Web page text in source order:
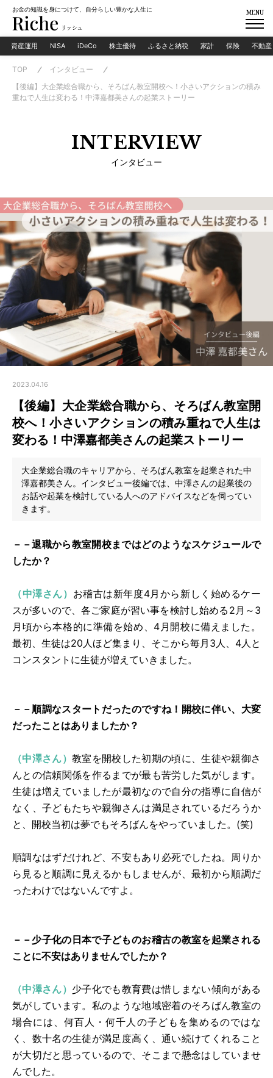
お金の知識を身につけて、自分らしい豊かな人生に MENU
資産運用 NISA iDeCo 株主優待 ふるさと納税 家計 保険 不動産
TOP
インタビュー
【後編】大企業総合職から、そろばん教室開校へ！小さいアクションの積み
重ねで人生は変わる！中澤嘉都美さんの起業ストーリー
INTERVIEW
インタビュー
2023.04.16
【後編】大企業総合職から、そろばん教室開
校へ！小さいアクションの積み重ねで人生は
変わる！中澤嘉都美さんの起業ストーリー
大企業総合職のキャリアから、そろばん教室を起業された中
澤嘉都美さん。インタビュー後編では、中澤さんの起業後の
お話や起業を検討している人へのアドバイスなどを伺ってい
きます。
－－退職から教室開校まではどのようなスケジュールで
したか？
（中澤さん） お稽古は新年度4月から新しく始めるケー
スが多いので、各ご家庭が習い事を検討し始める2月～3
月頃から本格的に準備を始め、4月開校に備えました。
最初、生徒は20人ほど集まり、そこから毎月3人、4人と
コンスタントに生徒が増えていきました。
－－順調なスタートだったのですね！開校に伴い、大変
だったことはありましたか？
（中澤さん） 教室を開校した初期の頃に、生徒や親御さ
んとの信頼関係を作るまでが最も苦労した気がします。
生徒は増えていましたが最初なので自分の指導に自信が
なく、子どもたちや親御さんは満足されているだろうか
と、開校当初は夢でもそろばんをやっていました。(笑)
順調なはずだけれど、不安もあり必死でしたね。周りか
ら見ると順調に見えるかもしませんが、最初から順調だ
ったわけではないんですよ。
－－少子化の日本で子どものお稽古の教室を起業される
ことに不安はありませんでしたか？
（中澤さん） 少子化でも教育費は惜しまない傾向がある
気がしています。私のような地域密着のそろばん教室の
場合には、何百人・何千人の子どもを集めるのではな
く、数十名の生徒が満足度高く、通い続けてくれること
が大切だと思っているので、そこまで懸念はしていませ
んでした。